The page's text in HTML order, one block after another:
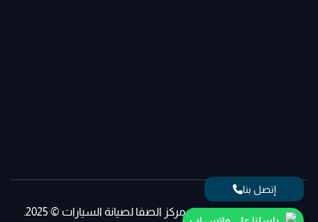
جميع الحقوق محفوظة، مركز الصفا لصيانة السيارات © 2025.
إتصل بنا